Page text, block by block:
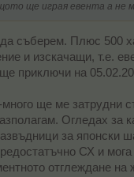
ще играя евента а не
съберем. Плюс 500
и изскачащи, т.е.
приключи на
ще ме затрудни
Огледах за
за японски
СХ и
отглеждане на